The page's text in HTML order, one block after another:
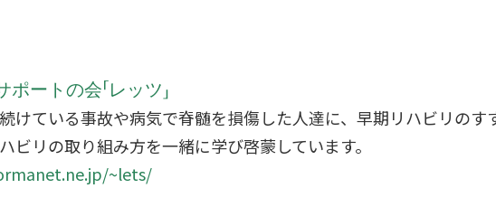
ートの会「レッツ」
けている事故や病気で脊髄を損傷した人達に、早期リハビリのす
ビリの取り組み方を一緒に学び啓蒙しています。
~lets/